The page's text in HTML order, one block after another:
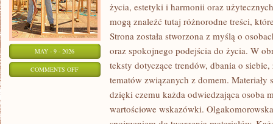
MAY - 9 - 2026
COMMENTS OFFON
REHABILITACJA
życia, estetyki i harmonii oraz
mogą znaleźć tutaj różnorodne treści,
Strona została stworzona z myślą o
oraz spokojnego podejścia do życia. W
teksty dotyczące trendów, dbania o
tematów związanych z domem. Materiały
dzięki czemu każda odwiedzająca osoba
wartościowe wskazówki.